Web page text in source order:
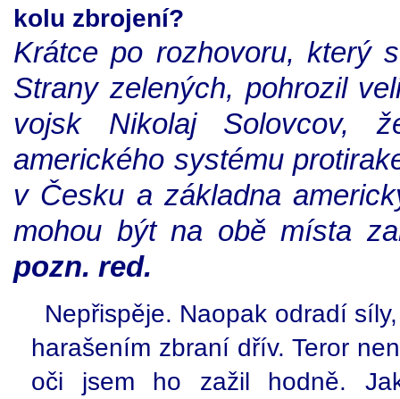
kolu zbrojení?
Krátce po rozhovoru, který
Strany zelených, pohrozil
vojsk Nikolaj Solovcov,
amerického systému
v Česku a základna
mohou být na obě místa
pozn. red.
Nepřispěje. Naopak odradí
harašením zbraní dřív. Teror
oči jsem ho zažil hodně.